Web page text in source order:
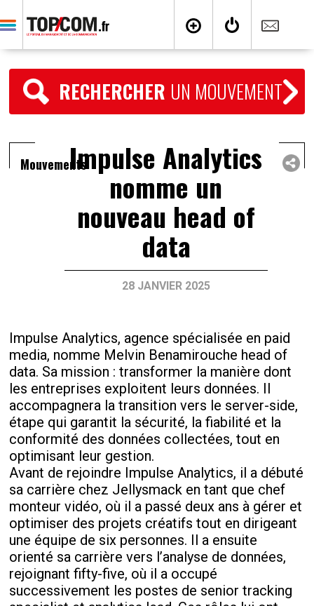
RECHERCHER UN MOUVEMENT
MouvementsImpulse Analytics
nomme un
nouveau head of
data
28 JANVIER 2025
Impulse Analytics, agence spécialisée en paid
media, nomme Melvin Benamirouche head of
data. Sa mission : transformer la manière dont
les entreprises exploitent leurs données. Il
accompagnera la transition vers le server-side,
étape qui garantit la sécurité, la fiabilité et la
conformité des données collectées, tout en
optimisant leur gestion.
Avant de rejoindre Impulse Analytics, il a débuté
sa carrière chez Jellysmack en tant que chef
monteur vidéo, où il a passé deux ans à gérer et
optimiser des projets créatifs tout en dirigeant
une équipe de six personnes. Il a ensuite
orienté sa carrière vers l’analyse de données,
rejoignant fifty-five, où il a occupé
successivement les postes de senior tracking